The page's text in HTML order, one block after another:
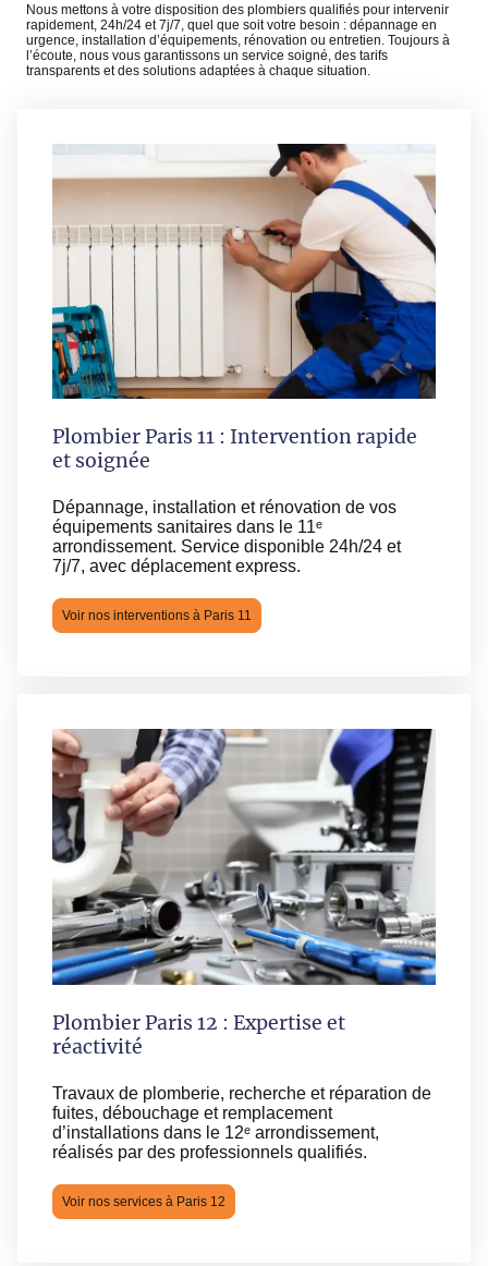
Nous mettons à votre disposition des plombiers qualifiés pour intervenir
rapidement, 24h/24 et 7j/7, quel que soit votre besoin : dépannage en
urgence, installation d’équipements, rénovation ou entretien. Toujours à
l’écoute, nous vous garantissons un service soigné, des tarifs
transparents et des solutions adaptées à chaque situation.
Plombier Paris 11 : Intervention rapide
et soignée
Dépannage, installation et rénovation de vos
équipements sanitaires dans le 11ᵉ
arrondissement. Service disponible 24h/24 et
7j/7, avec déplacement express.
Voir nos interventions à Paris 11
Plombier Paris 12 : Expertise et
réactivité
Travaux de plomberie, recherche et réparation de
fuites, débouchage et remplacement
d’installations dans le 12ᵉ arrondissement,
réalisés par des professionnels qualifiés.
Voir nos services à Paris 12